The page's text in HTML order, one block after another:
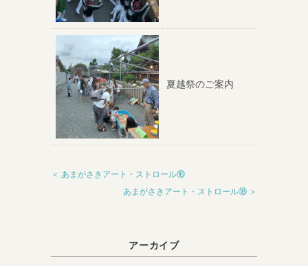
夏越祭のご案内
＜ あまがさきアート・ストロール⑯
あまがさきアート・ストロール⑱ ＞
アーカイブ